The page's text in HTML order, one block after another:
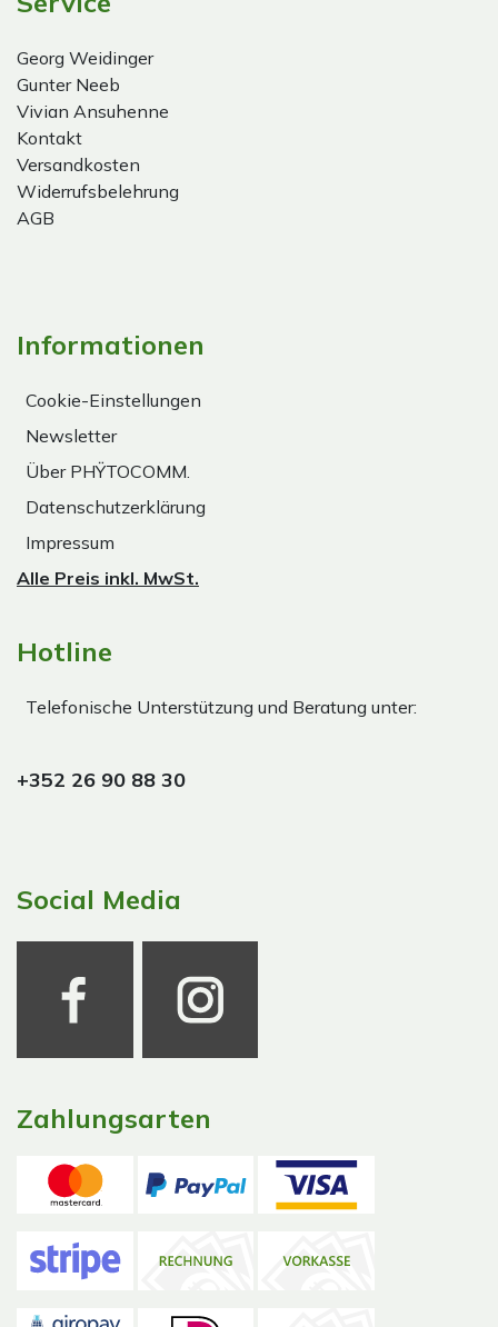
Georg Weidinger
Gunter Neeb
Vivian Ansuhenne
Kontakt
Versandkosten
Widerrufsbelehrung
AGB
Informationen
Cookie-Einstellungen
Newsletter
Über PHŸTOCOMM.
Datenschutzerklärung
Impressum
Alle Preis inkl. MwSt.
Hotline
Telefonische Unterstützung und Beratung unter:
+352 26 90 88 30
Social Media
Zahlungsarten